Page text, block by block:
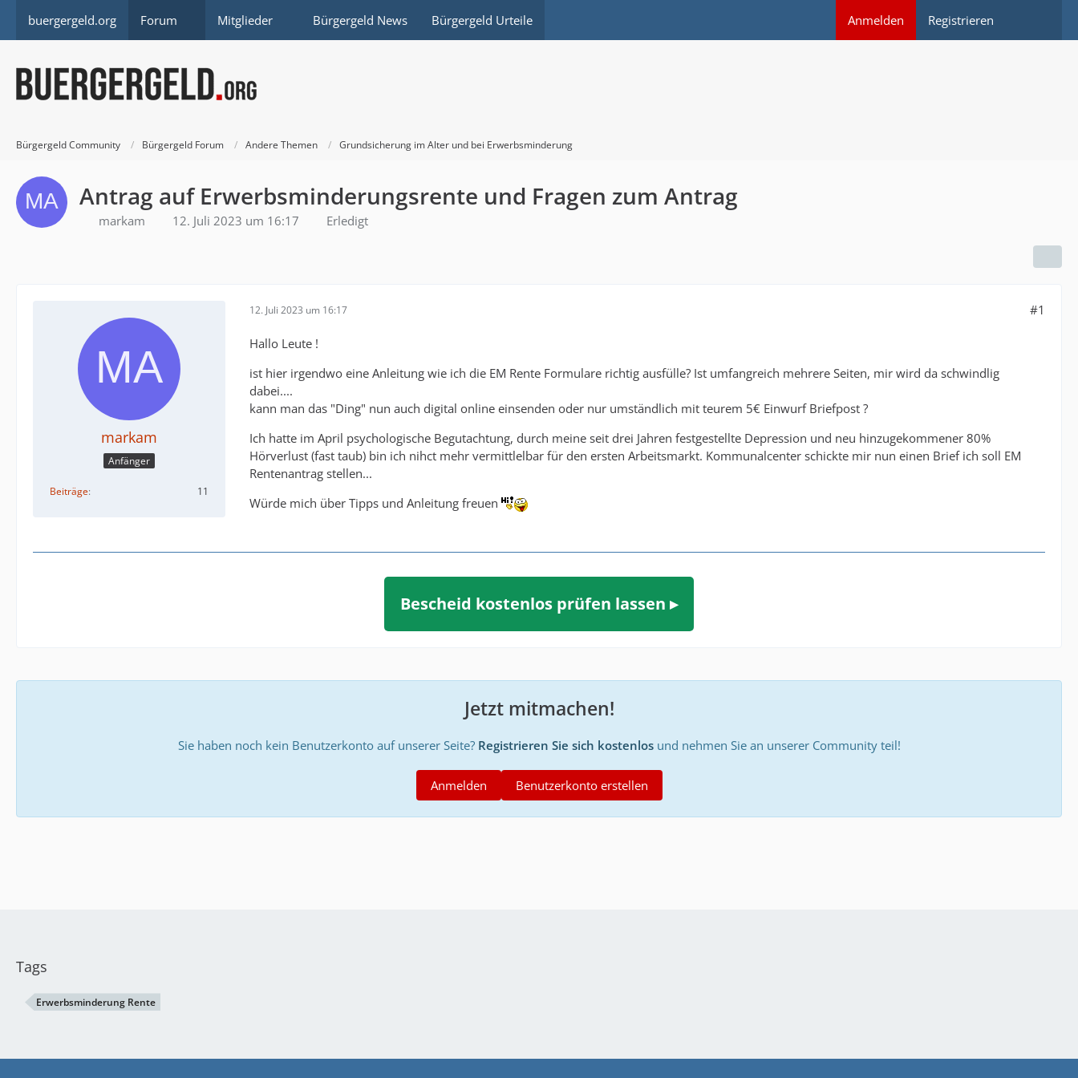
buergergeld.org Forum Mitglieder Bürgergeld News Bürgergeld Urteile Anmelden Registrieren
Bürgergeld Community Bürgergeld Forum Andere Themen Grundsicherung im Alter und bei Erwerbsminderung
Antrag auf Erwerbsminderungsrente und Fragen zum Antrag
markam 12. Juli 2023 um 16:17 Erledigt
markam
Anfänger
Beiträge 11
12. Juli 2023 um 16:17 #1
Hallo Leute !
ist hier irgendwo eine Anleitung wie ich die EM Rente Formulare richtig ausfülle? Ist umfangreich mehrere Seiten, mir wird da schwindlig
dabei....
kann man das "Ding" nun auch digital online einsenden oder nur umständlich mit teurem 5€ Einwurf Briefpost ?
Ich hatte im April psychologische Begutachtung, durch meine seit drei Jahren festgestellte Depression und neu hinzugekommener 80%
Hörverlust (fast taub) bin ich nihct mehr vermittlelbar für den ersten Arbeitsmarkt. Kommunalcenter schickte mir nun einen Brief ich soll EM
Rentenantrag stellen...
Würde mich über Tipps und Anleitung freuen
Bescheid kostenlos prüfen lassen ▸
Jetzt mitmachen!
Sie haben noch kein Benutzerkonto auf unserer Seite? Registrieren Sie sich kostenlosund nehmen Sie an unserer Community teil!
Benutzerkonto erstellen
Anmelden
Tags
Erwerbsminderung Rente